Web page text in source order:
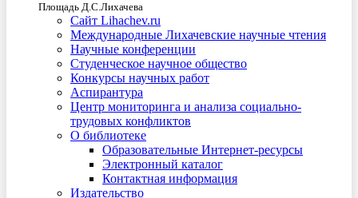
Площадь Д.С.Лихачева
Сайт Lihachev.ru
Международные Лихачевские научные чтения
Научные конференции
Студенческое научное общество
Конкурсы научных работ
Аспирантура
Центр мониторинга и анализа социально-
трудовых конфликтов
О библиотеке
Образовательные Интернет-ресурсы
Электронный каталог
Контактная информация
Издательство